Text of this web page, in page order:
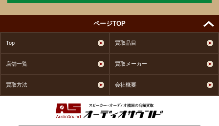
ページTOP
Top 買取品目
店舗一覧 買取メーカー
買取方法 会社概要